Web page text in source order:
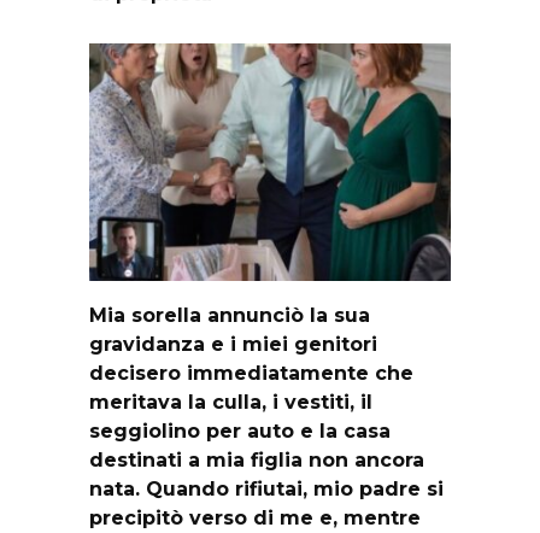
Mia sorella annunciò la sua
gravidanza e i miei genitori
decisero immediatamente che
meritava la culla, i vestiti, il
seggiolino per auto e la casa
destinati a mia figlia non ancora
nata. Quando rifiutai, mio padre si
precipitò verso di me e, mentre